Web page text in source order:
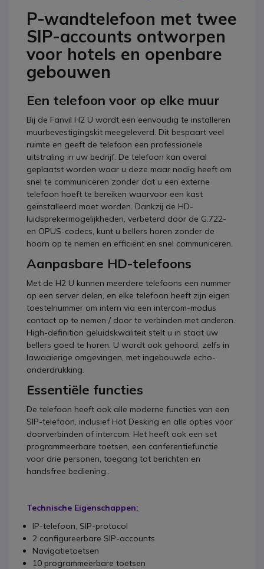
P-wandtelefoon met twee
SIP-accounts ontworpen
voor hotels en openbare
gebouwen
Een telefoon voor op elke muur
Bij de Fanvil H2 U wordt een eenvoudig te installeren
muurbevestigingskit meegeleverd. Dit bespaart veel
ruimte en geeft de telefoon een professionele
uitstraling in uw bedrijf. De telefoon kan overal
geplaatst worden waar u deze maar nodig heeft om
snel te communiceren zonder dat u een externe
telefoon hoeft te bereiken waarvoor een kast
geïnstalleerd moet worden. Dankzij de HD-
luidsprekermogelijkheden, verbeterd door de G.722-
en OPUS-codecs, kunt u bellers horen zonder de
hoorn op te nemen en efficiënt en snel communiceren.
Aanpasbare HD-telefoons
Met de H2 U kunnen meerdere telefoons een nummer
op een server delen, en elke telefoon heeft zijn eigen
toestelnummer om intern via een intercom-modus
contact op te nemen / door te verbinden met anderen.
High-definition geluidskwaliteit stelt u in staat uw
bellers goed te horen. U wordt ook gehoord, zelfs in
lawaaierige omgevingen, met ingebouwde echo-
onderdrukking.
Essentiële functies
De telefoon heeft ook alle moderne functies van een
SIP-telefoon, inclusief Hot Desking en alle opties voor
doorverbinden of intercom. Het heeft ook een set
programmeerbare toetsen, een conferentiefunctie
voor drie personen, toegang tot berichten en
handsfree bediening..
Technische Eigenschappen:
IP-telefoon, SIP-protocol
2 configureerbare SIP-accounts
Navigatietoetsen
10 programmeerbare toetsen